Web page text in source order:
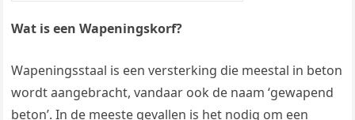
Wat is een Wapeningskorf?
Wapeningsstaal is een versterking die meestal in beton
wordt aangebracht, vandaar ook de naam ‘gewapend
beton’. In de meeste gevallen is het nodig om een